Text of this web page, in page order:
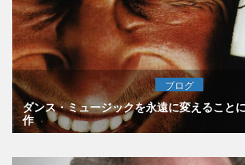
ブログ
ダンス・ミュージックを永遠に変えること
作